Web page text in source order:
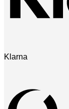
Klarna